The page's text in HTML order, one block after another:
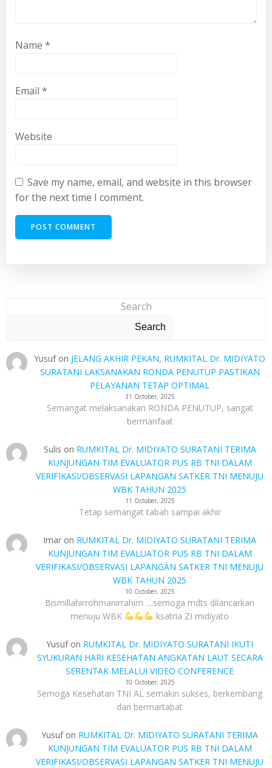
Name *
Email *
Website
Save my name, email, and website in this browser
for the next time I comment.
Search
Search
Yusufon JELANG AKHIR PEKAN, RUMKITAL Dr. MIDIYATO
SURATANI LAKSANAKAN RONDA PENUTUP PASTIKAN
PELAYANAN TETAP OPTIMAL
31 October, 2025
Semangat melaksanakan RONDA PENUTUP, sangat
bermanfaat
Sulis on RUMKITAL Dr. MIDIYATO SURATANI TERIMA
KUNJUNGAN TIM EVALUATOR PUS RB TNI DALAM
VERIFIKASI/OBSERVASI LAPANGAN SATKER TNI MENUJU
WBK TAHUN 2025
11 October, 2025
Tetap semangat tabah sampai akhir
Imar on RUMKITAL Dr. MIDIYATO SURATANI TERIMA
KUNJUNGAN TIM EVALUATOR PUS RB TNI DALAM
VERIFIKASI/OBSERVASI LAPANGAN SATKER TNI MENUJU
WBK TAHUN 2025
10 October, 2025
Bismillahirrohmanirrahim ....semoga mdts dilancarkan
menuju WBK
ksatria ZI midiyato
Yusufon RUMKITAL Dr. MIDIYATO SURATANI IKUTI
SYUKURAN HARI KESEHATAN ANGKATAN LAUT SECARA
SERENTAK MELALUI VIDEO CONFERENCE
10 October, 2025
Semoga Kesehatan TNI AL semakin sukses, berkembang
dan bermartabat
Yusufon RUMKITAL Dr. MIDIYATO SURATANI TERIMA
KUNJUNGAN TIM EVALUATOR PUS RB TNI DALAM
VERIFIKASI/OBSERVASI LAPANGAN SATKER TNI MENUJU